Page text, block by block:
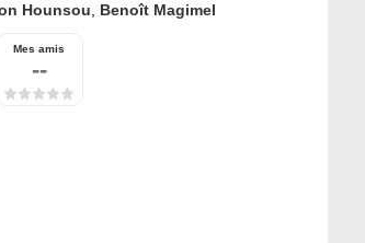
Hounsou Benoît Magimel
Mes amis
--